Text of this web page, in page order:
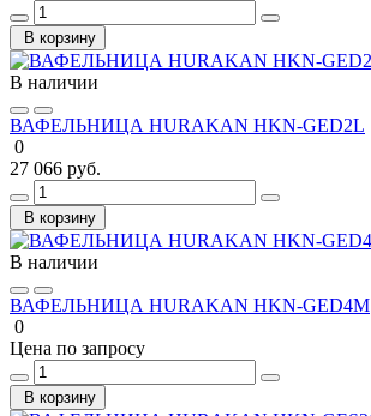
В корзину
В наличии
ВАФЕЛЬНИЦА HURAKAN HKN-GED2L
0
27 066 руб.
В корзину
В наличии
ВАФЕЛЬНИЦА HURAKAN HKN-GED4M
0
Цена по запросу
В корзину